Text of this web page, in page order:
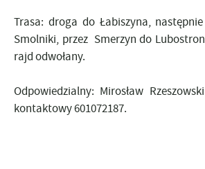
Trasa: droga do Łabiszyna,
Smolniki, przez Smerzyn do
rajd odwołany.
Odpowiedzialny: Mirosław
kontaktowy 601072187.